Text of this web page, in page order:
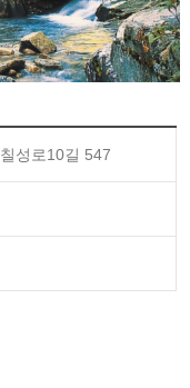
성로10길 547